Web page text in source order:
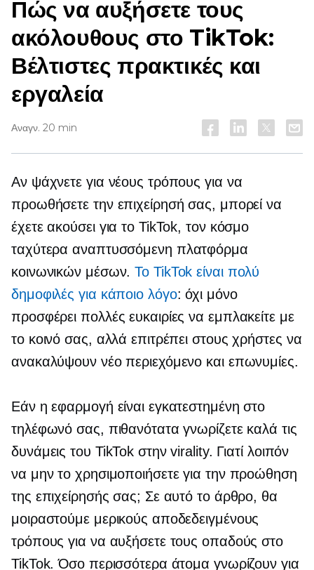
Πώς να αυξήσετε τους
ακόλουθους στο TikTok:
Βέλτιστες πρακτικές και
εργαλεία
Αναγν. 20 min
Αν ψάχνετε για νέους τρόπους για να
προωθήσετε την επιχείρησή σας, μπορεί να
έχετε ακούσει για το TikTok, τον κόσμο
ταχύτερα αναπτυσσόμενη πλατφόρμα
κοινωνικών μέσων.Το TikTok είναι πολύ
δημοφιλές για κάποιο λόγο: όχι μόνο
προσφέρει πολλές ευκαιρίες να εμπλακείτε με
το κοινό σας, αλλά επιτρέπει στους χρήστες να
ανακαλύψουν νέο περιεχόμενο και επωνυμίες.
Εάν η εφαρμογή είναι εγκατεστημένη στο
τηλέφωνό σας, πιθανότατα γνωρίζετε καλά τις
δυνάμεις του TikTok στην virality. Γιατί λοιπόν
να μην το χρησιμοποιήσετε για την προώθηση
της επιχείρησής σας; Σε αυτό το άρθρο, θα
μοιραστούμε μερικούς αποδεδειγμένους
τρόπους για να αυξήσετε τους οπαδούς στο
TikTok. Όσο περισσότερα άτομα γνωρίζουν για